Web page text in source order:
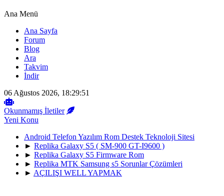
Ana Menü
Ana Sayfa
Forum
Blog
Ara
Takvim
İndir
06 Ağustos 2026, 18:29:51
Okunmamış İletiler
Yeni Konu
Android Telefon Yazılım Rom Destek Teknoloji Sitesi
► Replika Galaxy S5 ( SM-900 GT-I9600 )
► Replika Galaxy S5 Firmware Rom
► Replika MTK Samsung s5 Sorunlar Çözümleri
► AÇILIŞI WELL YAPMAK